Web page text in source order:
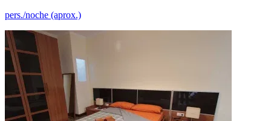
pers./noche (aprox.)